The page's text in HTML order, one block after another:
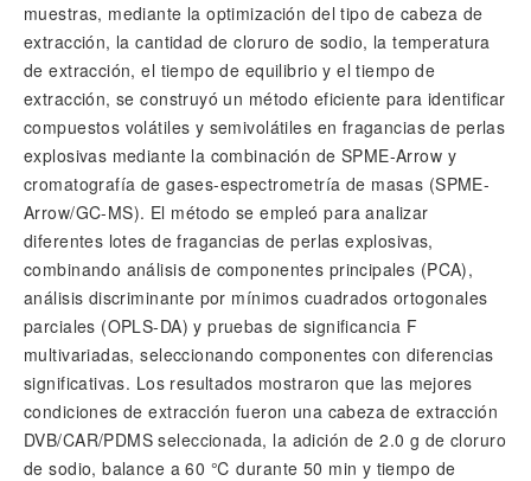
muestras, mediante la optimización del tipo de cabeza de
extracción, la cantidad de cloruro de sodio, la temperatura
de extracción, el tiempo de equilibrio y el tiempo de
extracción, se construyó un método eficiente para identificar
compuestos volátiles y semivolátiles en fragancias de perlas
explosivas mediante la combinación de SPME-Arrow y
cromatografía de gases-espectrometría de masas (SPME-
Arrow/GC-MS). El método se empleó para analizar
diferentes lotes de fragancias de perlas explosivas,
combinando análisis de componentes principales (PCA),
análisis discriminante por mínimos cuadrados ortogonales
parciales (OPLS-DA) y pruebas de significancia F
multivariadas, seleccionando componentes con diferencias
significativas. Los resultados mostraron que las mejores
condiciones de extracción fueron una cabeza de extracción
DVB/CAR/PDMS seleccionada, la adición de 2.0 g de cloruro
de sodio, balance a 60 ℃ durante 50 min y tiempo de